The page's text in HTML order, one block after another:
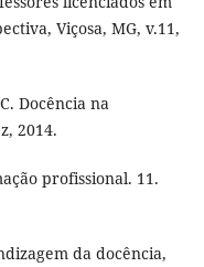
Viçosa, MG, v.11,
Docência na
2014.
profissional. 11.
da docência,